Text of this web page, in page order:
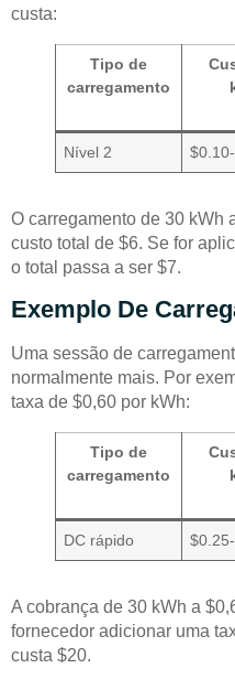
custa:
Tipo de
carregamento
Nível 2
O carregamento de 30 kWh
custo total de $6. Se for
o total passa a ser $7.
Exemplo De
Uma sessão de
normalmente mais. Por
taxa de $0,60 por kWh:
Tipo de
carregamento
DC rápido
A cobrança de 30 kWh a
fornecedor adicionar uma
custa $20.